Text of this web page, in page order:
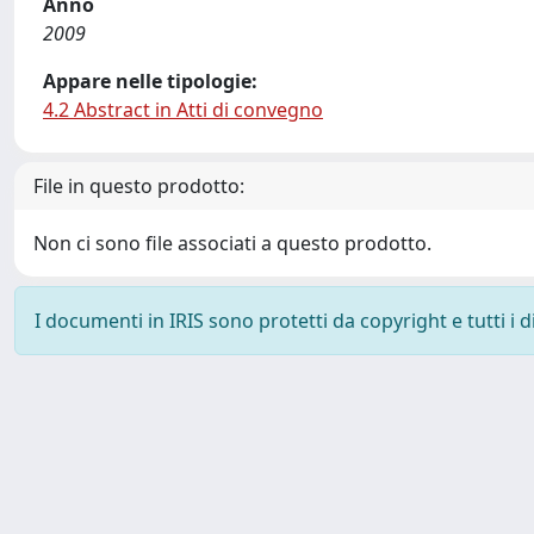
2009
Appare nelle tipologie:
4.2 Abstract in Atti di convegno
File in questo prodotto:
Non ci sono file associati a questo prodotto.
I documenti in IRIS sono protetti da copyright e tutti i